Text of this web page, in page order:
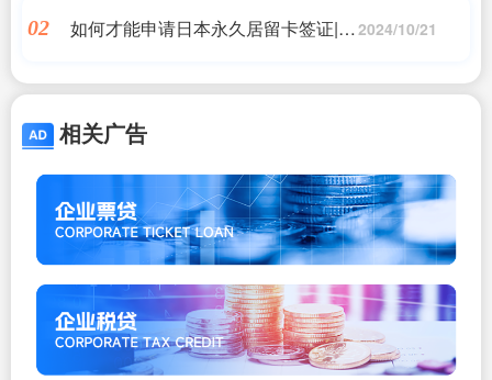
02
如何才能申请日本永久居留卡签证|港
移民,美国移民
2024/10/21
相关广告